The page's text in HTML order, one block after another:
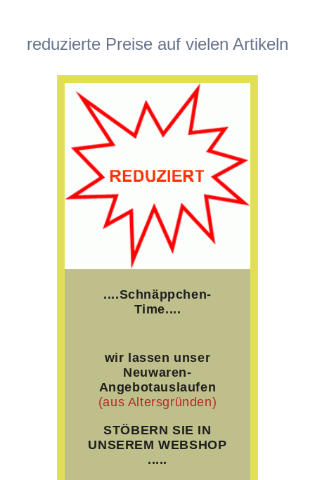
reduzierte Preise auf vielen Artikeln
....Schnäppchen-
Time....
wir lassen unser
Neuwaren-
Angebotauslaufen
(aus Altersgründen)
STÖBERN SIE IN
UNSEREM WEBSHOP
.....